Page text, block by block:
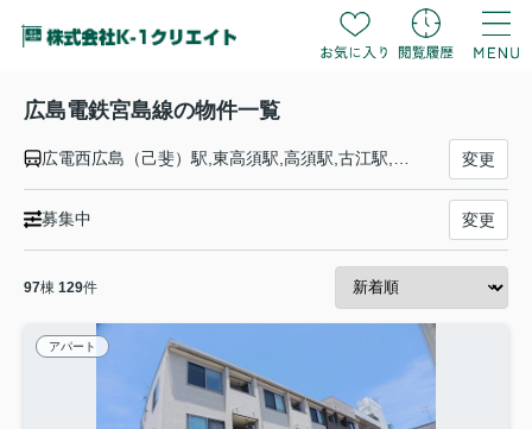
広島電鉄宮島線の物件一覧
広電西広島（己斐）駅,東高須駅,高須駅,古江駅,草津駅,草津南駅,商工センター入口駅,井口駅,修大協創中高前駅,五日市駅,佐伯区役所前駅,楽々園駅,山陽女学園前駅,広電廿日市駅,廿日市市役所前平良駅,宮内駅,ＪＡ広島病院前駅,地御前駅,阿品東駅,広電阿品駅,宮島ボートレース場駅,広電宮島口駅 変更
募集中 変更
97棟 129件
アパート